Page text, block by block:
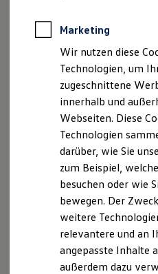
Rekuperation
Laden
Laden Zuhause
Ladestationen
Batterie
Sicherheit
Nachhaltigkeit
Technologie
Kosten und Kauf
Kaufoptionen
E-Auto-
Software und
Die ID. Software
ID. Software
Digitale Extras
Schnittstellen
, 1 von 3 , 2 von 3 , 3
Marketing
Wir nutzen diese
Technologien, um
zugeschnittene
innerhalb und
Webseiten. Diese
Technologien
darüber, wie Sie
zum Beispiel,
besuchen oder wie
bewegen. Der
weitere
relevantere und an
angepasste Inhalte
außerdem dazu